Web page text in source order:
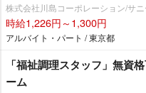
株式会社川島コーポレーション/サ
時給1,226円～1,300円
アルバイト・パート / 東京都
「福祉調理スタッフ」無資
ーム